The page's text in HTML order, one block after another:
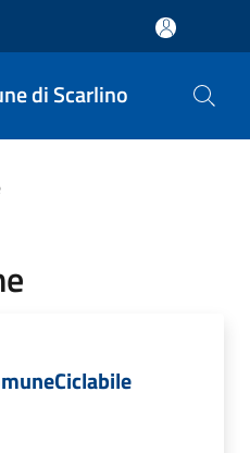
di Scarlino